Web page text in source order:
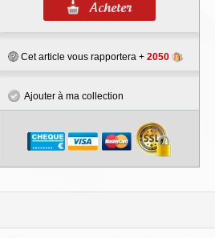
Cet article vous rapportera + 2050
Ajouter à ma collection